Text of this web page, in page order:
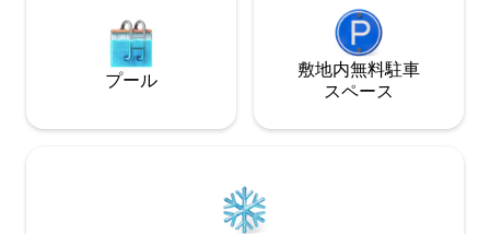
プール
敷地内無料駐⁠車
ス⁠ペ⁠ー⁠ス